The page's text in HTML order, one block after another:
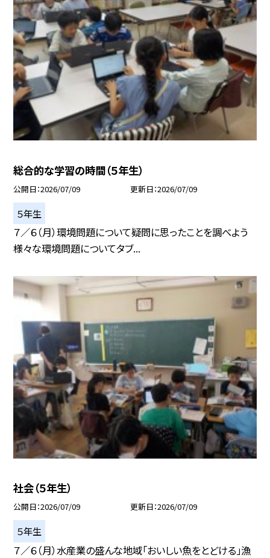
総合的な学習の時間（５年生）
公開日 2026/07/09 更新日 2026/07/09
５年生
７／６（月）環境問題について疑問に思ったことを調べよう
様々な環境問題についてタブ...
社会（５年生）
公開日 2026/07/09 更新日 2026/07/09
５年生
７／６（月）水産業の盛んな地域「おいしい魚をとどける」漁